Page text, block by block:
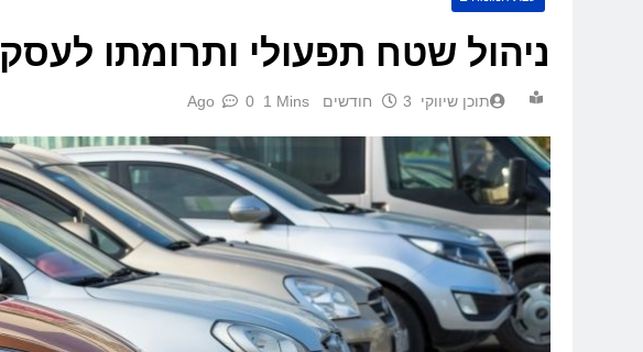
ניהול שטח תפעולי ותרומתו לעסק
תוכן שיווקי 3 חודשים Ago 0 1 Mins